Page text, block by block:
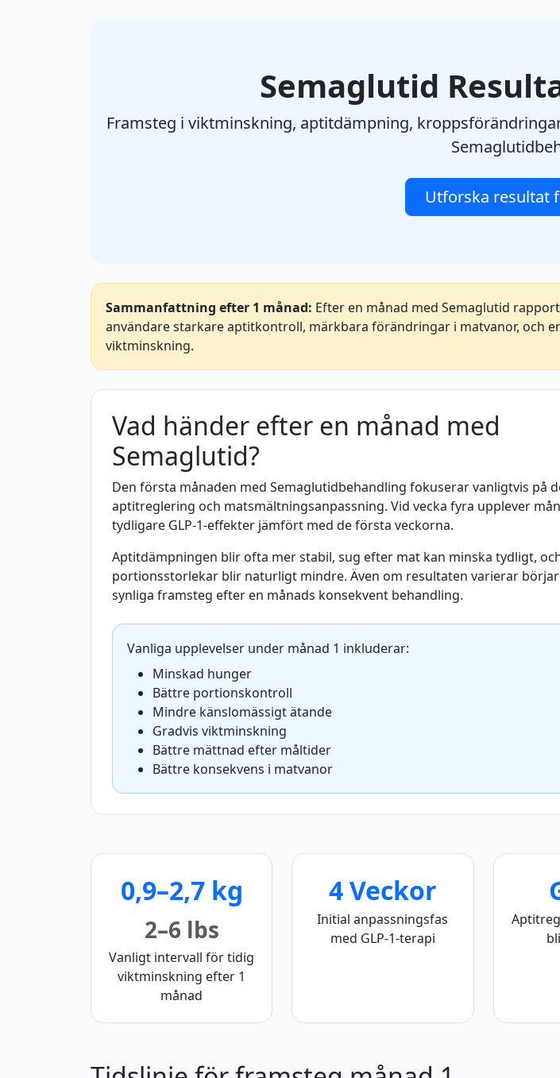
Semaglutid
Framsteg i viktminskning, aptitdämpning,
Utforska resultat
Sammanfattning efter 1 månad: Efter en månad med Semaglutid
användare starkare aptitkontroll, märkbara förändringar i matvanor, och
viktminskning.
Vad händer efter en månad med
Semaglutid?
Den första månaden med Semaglutidbehandling fokuserar vanligtvis på
aptitreglering och matsmältningsanpassning. Vid vecka fyra upplever
tydligare GLP-1-effekter jämfört med de första veckorna.
Aptitdämpningen blir ofta mer stabil, sug efter mat kan minska tydligt,
portionsstorlekar blir naturligt mindre. Även om resultaten varierar
synliga framsteg efter en månads konsekvent behandling.
Vanliga upplevelser under månad 1 inkluderar:
Minskad hunger
Bättre portionskontroll
Mindre känslomässigt ätande
Gradvis viktminskning
Bättre mättnad efter måltider
Bättre konsekvens i matvanor
0,9–2,7 kg
2–6 lbs
Vanligt intervall för tidig
viktminskning efter 1
månad
4 Veckor
Initial anpassningsfas
med GLP-1-terapi